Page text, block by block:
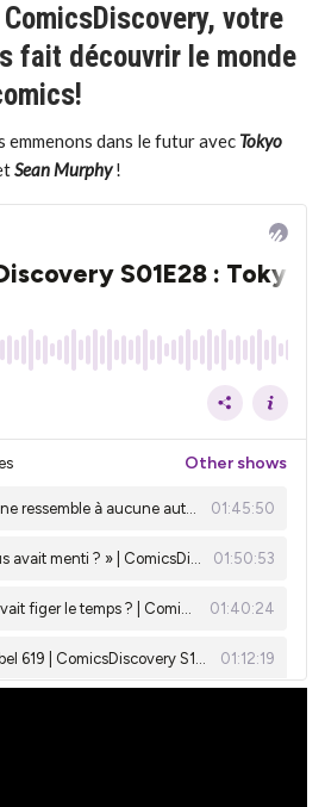
votre
fait découvrir le monde
emmenons dans le futur avec Tokyo
Sean Murphy!